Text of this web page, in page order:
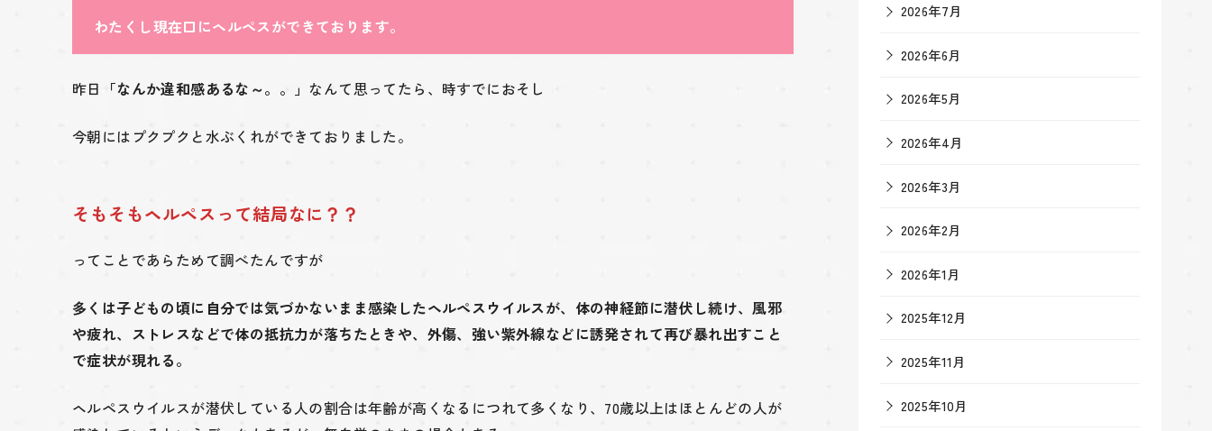
わたくし現在口にヘルペスができております。
昨日 「なんか違和感あるな～。。」 なんて思ってたら、時すでにおそし
今朝にはプクプクと水ぶくれができておりました。
そもそもヘルペスって結局なに？？
ってことであらためて調べたんですが
多くは子どもの頃に自分では気づかないまま感染したヘルペスウイルスが、体の神経節に潜伏し続け、風邪
や疲れ、ストレスなどで体の抵抗力が落ちたときや、外傷、強い紫外線などに誘発されて再び暴れ出すこと
で症状が現れる。
ヘルペスウイルスが潜伏している人の割合は年齢が高くなるにつれて多くなり、70歳以上はほとんどの人が
2026年7月
2026年6月
2026年5月
2026年4月
2026年3月
2026年2月
2026年1月
2025年12月
2025年11月
2025年10月